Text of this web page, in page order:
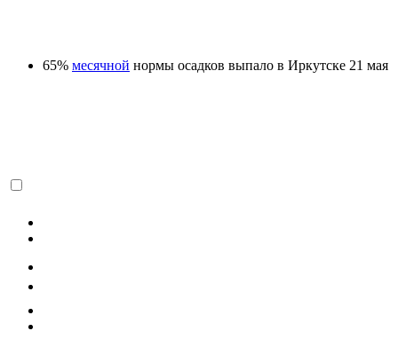
65% месячной нормы осадков выпало в Иркутске 21 мая